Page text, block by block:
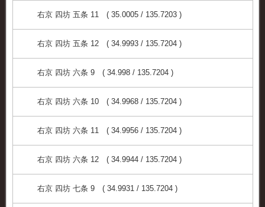
右京 四坊 五条 11 ( 35.0005 / 135.7203 )
右京 四坊 五条 12 ( 34.9993 / 135.7204 )
右京 四坊 六条 9 ( 34.998 / 135.7204 )
右京 四坊 六条 10 ( 34.9968 / 135.7204 )
右京 四坊 六条 11 ( 34.9956 / 135.7204 )
右京 四坊 六条 12 ( 34.9944 / 135.7204 )
右京 四坊 七条 9 ( 34.9931 / 135.7204 )